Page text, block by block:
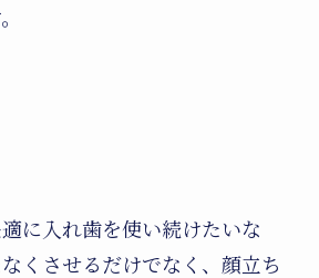
に入れ歯を使い続けたいな
くさせるだけでなく、顔立ち